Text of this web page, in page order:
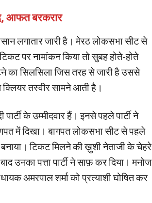
आफत बरकरार
लगातार जारी है। मेरठ लोकसभा सीट से
पर नामांकन किया तो सुबह होते-होते
सिलसिला जिस तरह से जारी है उससे
क्लियर तस्वीर सामने आती है।
के उम्मीदवार हैं। इनसे पहले पार्टी ने
में दिखा। बागपत लोकसभा सीट से पहले
बनाया। टिकट मिलने की ख़ुशी नेताजी के चेहरे
उनका पत्ता पार्टी ने साफ़ कर दिया। मनोज
अमरपाल शर्मा को प्रत्याशी घोषित कर